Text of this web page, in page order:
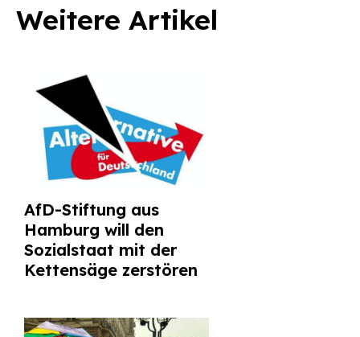
Weitere Artikel
AfD-Stiftung aus
Hamburg will den
Sozialstaat mit der
Kettensäge zerstören